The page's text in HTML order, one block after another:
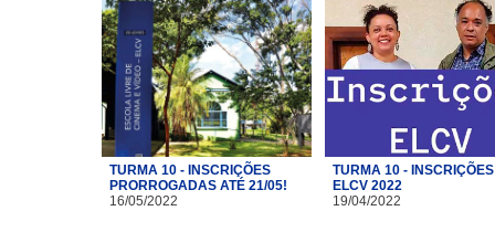
TURMA 10 - INSCRIÇÕES
PRORROGADAS ATÉ 21/05!
16/05/2022
TURMA 10 - INSCRIÇÕES
ELCV 2022
19/04/2022